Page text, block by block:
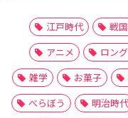
江戸時代 戦
アニメ
ロン
雑学
お菓子
べらぼう
明治時代